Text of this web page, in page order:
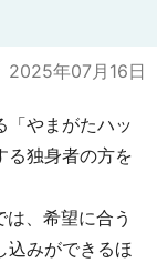
2025年07月16日
「やまがたハッ
る独身者の方を
、希望に合う
込みができるほ